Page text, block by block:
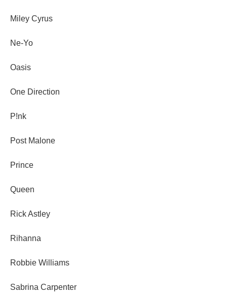
Miley Cyrus
Ne-Yo
Oasis
One Direction
P!nk
Post Malone
Prince
Queen
Rick Astley
Rihanna
Robbie Williams
Sabrina Carpenter